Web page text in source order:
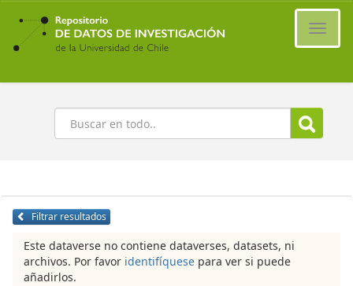
Ir
contenido
principal
Buscar
Filtrar resultados
Este dataverse no contiene dataverses, datasets, ni
archivos. Por favor identifíquese para ver si puede
añadirlos.